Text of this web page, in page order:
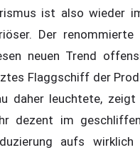
ist also wieder
Der
neuen Trend
Flaggschiff der
daher leuchtete,
dezent im
aufs